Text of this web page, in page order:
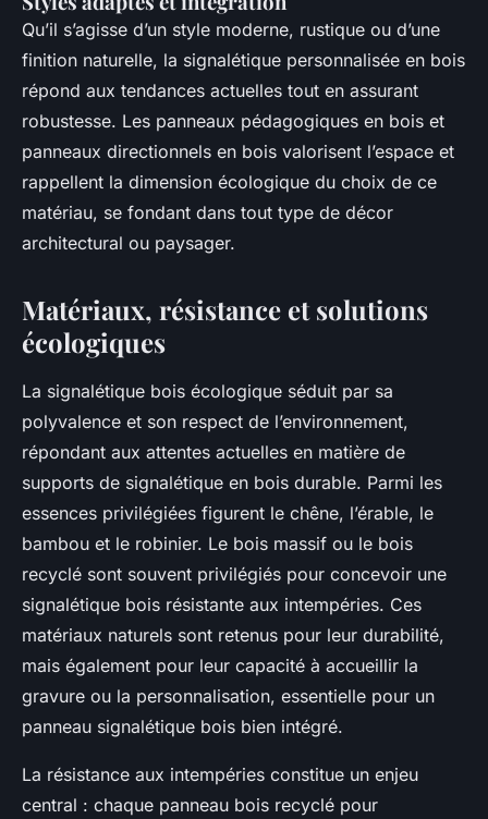
Qu’il s’agisse d’un style moderne, rustique ou d’une
finition naturelle, la signalétique personnalisée en bois
répond aux tendances actuelles tout en assurant
robustesse. Les panneaux pédagogiques en bois et
panneaux directionnels en bois valorisent l’espace et
rappellent la dimension écologique du choix de ce
matériau, se fondant dans tout type de décor
architectural ou paysager.
Matériaux, résistance et solutions
écologiques
La signalétique bois écologique séduit par sa
polyvalence et son respect de l’environnement,
répondant aux attentes actuelles en matière de
supports de signalétique en bois durable. Parmi les
essences privilégiées figurent le chêne, l’érable, le
bambou et le robinier. Le bois massif ou le bois
recyclé sont souvent privilégiés pour concevoir une
signalétique bois résistante aux intempéries. Ces
matériaux naturels sont retenus pour leur durabilité,
mais également pour leur capacité à accueillir la
gravure ou la personnalisation, essentielle pour un
panneau signalétique bois bien intégré.
La résistance aux intempéries constitue un enjeu
central : chaque panneau bois recyclé pour